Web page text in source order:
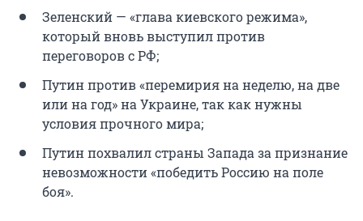
Зеленский — «глава киевского режима»,
который вновь выступил против
переговоров с РФ;
Путин против «перемирия на неделю, на две
или на год» на Украине, так как нужны
условия прочного мира;
Путин похвалил страны Запада за признание
невозможности «победить Россию на поле
боя».